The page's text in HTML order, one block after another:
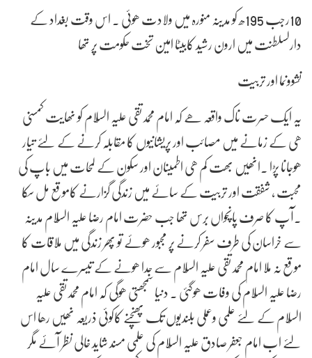
10رجب 195ھ کو مدینہ منورہ میں ولادت ھوئی . اس وقت بغداد کے
دارلسلطنت میں ارون رشید کابیٹا امین تخت حکومت پر تھا
نشوونما اور تربیت
یہ ایک حسرت ناک واقعہ ھے کہ امام محمدتقی علیہ السّلام کو نھایت کمسنی
ھی کے زمانے میں مصائب اور پریشانیوں کا مقابلہ کرنے کے لئے تیار
ھوجانا پڑا .انھیں بھت کم ھی اطمینان اور سکون کے لمحات میں باپ کی
محبت , شفقت اور تربیت کے سائے میں زندگی گزارنے کاموقع مل سکا
.آپ کا صرف پانچواں برس تھا جب حضرت امام رضا علیہ السّلام مدینہ
سے خراسان کی طرف سفر کرنے پر مجبور ھوئے تو پھر زندگی میں ملاقات کا
موقع نہ ملا امام محمدتقی علیہ السّلام سے جدا ھونے کے تیسرے سال امام
رضا علیہ السّلام کی وفات ھوگئی . دنیا سمجھتی ھوگی کہ امام محمدتقی علیہ
السّلام کے لئے علمی وعملی بلندیوں تک پھنچنے کاکوئی ذریعہ نھیں رھا اس
لئے اب امام جعفر صادق علیہ السّلام کی علمی مسند شاید خالی نظر آئے مگر